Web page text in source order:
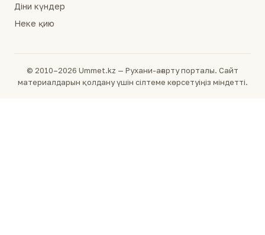
Діни күндер
Неке қию
© 2010–2026 Ummet.kz — Рухани-ағарту порталы. Сайт
материалдарын қолдану үшін сілтеме көрсетуіңіз міндетті.